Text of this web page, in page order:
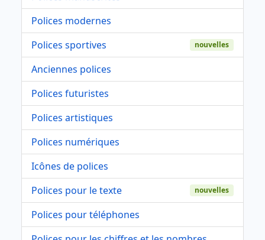
Polices modernes
Polices sportives
nouvelles
Anciennes polices
Polices futuristes
Polices artistiques
Polices numériques
Icônes de polices
Polices pour le texte
nouvelles
Polices pour téléphones